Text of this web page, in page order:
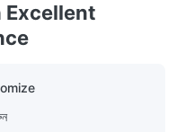
Excellent